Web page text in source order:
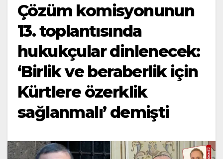
Çözüm komisyonunun
13. toplantısında
hukukçular dinlenecek:
‘Birlik ve beraberlik için
Kürtlere özerklik
sağlanmalı’ demişti